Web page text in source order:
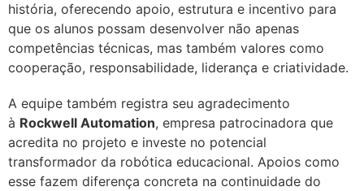
história, oferecendo apoio, estrutura e incentivo para
que os alunos possam desenvolver não apenas
competências técnicas, mas também valores como
cooperação, responsabilidade, liderança e criatividade.
A equipe também registra seu agradecimento
à Rockwell Automation, empresa patrocinadora que
acredita no projeto e investe no potencial
transformador da robótica educacional. Apoios como
esse fazem diferença concreta na continuidade do